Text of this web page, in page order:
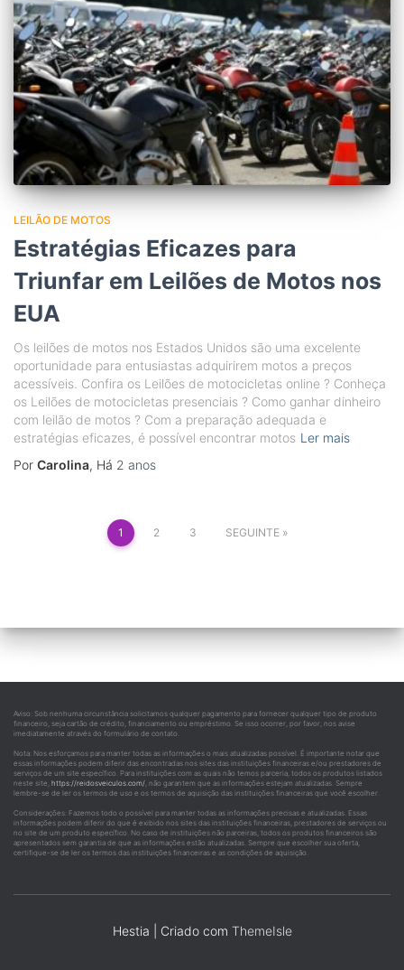
LEILÃO DE MOTOS
Estratégias Eficazes para
Triunfar em Leilões de Motos nos
EUA
Os leilões de motos nos Estados Unidos são uma excelente
oportunidade para entusiastas adquirirem motos a preços
acessíveis. Confira os Leilões de motocicletas online ? Conheça
os Leilões de motocicletas presenciais ? Como ganhar dinheiro
com leilão de motos ? Com a preparação adequada e
estratégias eficazes, é possível encontrar motos Ler mais
Por Carolina, Há 2 anos
Paginação
1 2 3 SEGUINTE
Aviso: Sob nenhuma circunstância solicitamos qualquer pagamento para fornecer qualquer tipo de produto
financeiro, seja cartão de crédito, financiamento ou empréstimo. Se isso ocorrer, por favor, nos avise
imediatamente através do formulário de contato.
Nota: Nos esforçamos para manter todas as informações o mais atualizadas possível. É importante notar que
essas informações podem diferir das encontradas nos sites das instituições financeiras e/ou prestadores de
serviços de um site específico. Para instituições com as quais não temos parceria, todos os produtos listados
neste site, https://reidosveiculos.com/, não garantem que as informações estejam atualizadas. Sempre
lembre-se de ler os termos de uso e os termos de aquisição das instituições financeiras que você escolher.
Considerações: Fazemos todo o possível para manter todas as informações precisas e atualizadas. Essas
informações podem diferir do que é exibido nos sites das instituições financeiras, prestadores de serviços ou
no site de um produto específico. No caso de instituições não parceiras, todos os produtos financeiros são
apresentados sem garantia de que as informações estão atualizadas. Sempre que escolher sua oferta,
certifique-se de ler os termos das instituições financeiras e as condições de aquisição.
Hestia | Criado com ThemeIsle